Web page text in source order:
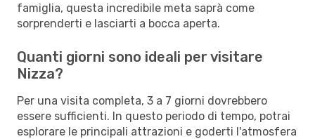
famiglia, questa incredibile meta saprà come
sorprenderti e lasciarti a bocca aperta.
Quanti giorni sono ideali per visitare
Nizza?
Per una visita completa, 3 a 7 giorni dovrebbero
essere sufficienti. In questo periodo di tempo, potrai
esplorare le principali attrazioni e goderti l'atmosfera